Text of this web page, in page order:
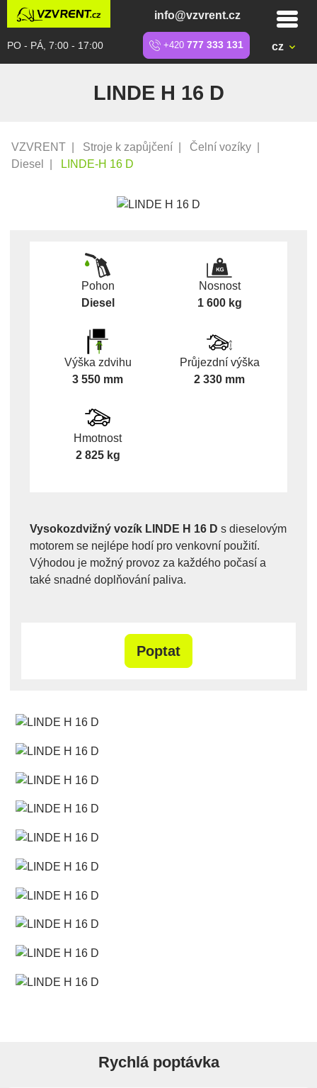
info@vzvrent.cz
PO - PÁ, 7:00 - 17:00 +420 777 333 131 cz
LINDE H 16 D
VZVRENT Stroje k zapůjčení Čelní vozíky
Diesel
LINDE-H 16 D
Pohon
Diesel
Nosnost
1 600 kg
Výška zdvihu
3 550 mm
Průjezdní výška
2 330 mm
Hmotnost
2 825 kg
Vysokozdvižný vozík LINDE H 16 D s dieselovým
motorem se nejlépe hodí pro venkovní použití.
Výhodou je možný provoz za každého počasí a
také snadné doplňování paliva.
Poptat
Rychlá poptávka